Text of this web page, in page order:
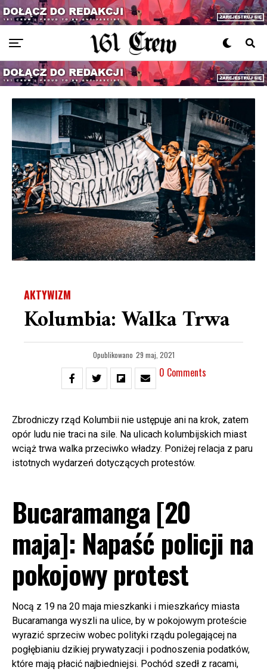
AKTYWIZM
Kolumbia: Walka Trwa
Opublikowano 29 maj, 2021
0 Comments
Zbrodniczy rząd Kolumbii nie ustępuje ani na krok, zatem
opór ludu nie traci na sile. Na ulicach kolumbijskich miast
wciąż trwa walka przeciwko władzy. Poniżej relacja z paru
istotnych wydarzeń dotyczących protestów.
Bucaramanga [20
maja]: Napaść policji na
pokojowy protest
Nocą z 19 na 20 maja mieszkanki i mieszkańcy miasta
Bucaramanga wyszli na ulice, by w pokojowym proteście
wyrazić sprzeciw wobec polityki rządu polegającej na
pogłębianiu dzikiej prywatyzacji i podnoszenia podatków,
które mają płacić najbiedniejsi. Pochód szedł z racami,